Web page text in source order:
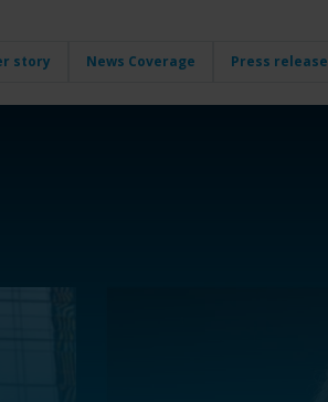
story News Coverage Press release